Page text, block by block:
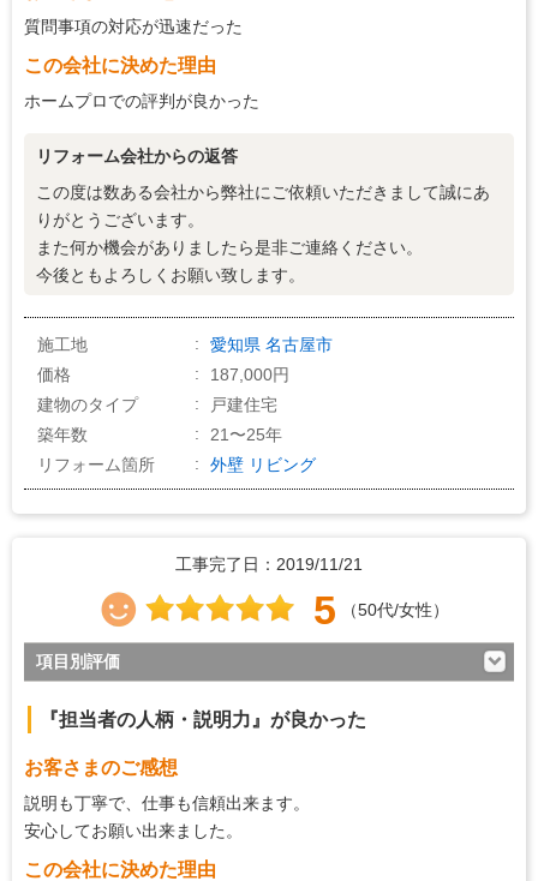
施工の段取り・管理
5
価格の納得感
質問事項の対応が迅速だった
この会社に決めた理由
ホームプロでの評判が良かった
リフォーム会社からの返答
この度は数ある会社から弊社にご依頼いただきまして誠にあ
りがとうございます。
また何か機会がありましたら是非ご連絡ください。
今後ともよろしくお願い致します。
施工地 愛知県 名古屋市
価格
187,000円
建物のタイプ
戸建住宅
築年数
21〜25年
リフォーム箇所
外壁 リビング
工事完了日：2019/11/21
5 （50代/女性）
項目別評価
説明の分かりやすさ
施工の段取り・管理
『担当者の人柄・説明力』が良かった
お客さまのご感想
説明も丁寧で、仕事も信頼出来ます。
安心してお願い出来ました。
この会社に決めた理由